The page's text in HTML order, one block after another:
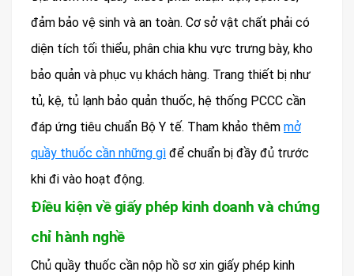
đảm bảo vệ sinh và an toàn. Cơ sở vật chất phải có
diện tích tối thiểu, phân chia khu vực trưng bày, kho
bảo quản và phục vụ khách hàng. Trang thiết bị như
tủ, kệ, tủ lạnh bảo quản thuốc, hệ thống PCCC cần
đáp ứng tiêu chuẩn Bộ Y tế. Tham khảo thêm mở
quầy thuốc cần những gì để chuẩn bị đầy đủ trước
khi đi vào hoạt động.
Điều kiện về giấy phép kinh doanh và chứng
chỉ hành nghề
Chủ quầy thuốc cần nộp hồ sơ xin giấy phép kinh